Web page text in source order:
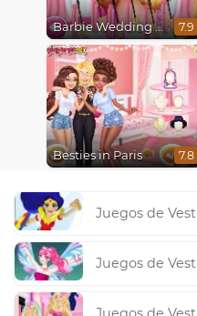
Barbie Wedding Fun 7.9
Besties in Paris 7.8
Juegos de
Juegos de